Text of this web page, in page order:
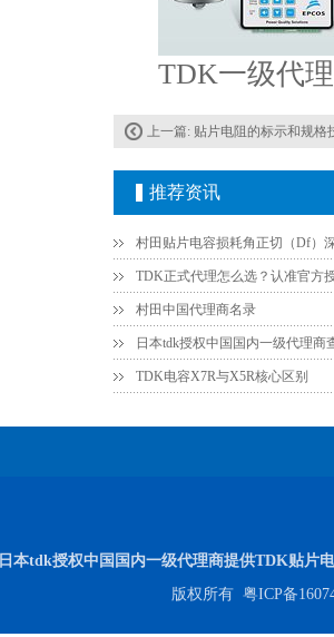
TDK一级代理
上一篇: 贴片电阻的标示和规格
推荐资讯
村田中国代理商名录
日本tdk授权中国国内一级代理商
TDK电容X7R与X5R核心区别
日本tdk授权中国国内一级代理商提供TDK贴片
版权所有 粤ICP备